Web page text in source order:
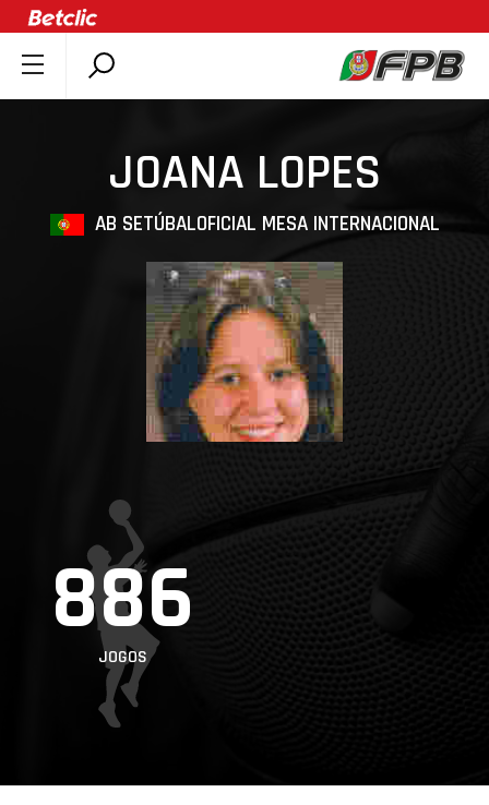
SOBRE A FPB
DOCUMENTOS
ÚLTIMAS
COMPETIÇÕES
ASSOCIAÇÕES
MINIBASQUETE
PROJETOS
LIGA BETCLIC
MASCULINA
LIGA BETCLIC
FEMININA
AB SETÚBALOFICIAL MESA INTERNACIONAL
JOANA LOPES
886
JOGOS